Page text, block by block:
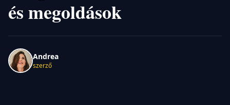
és megoldások
Andrea
szerző